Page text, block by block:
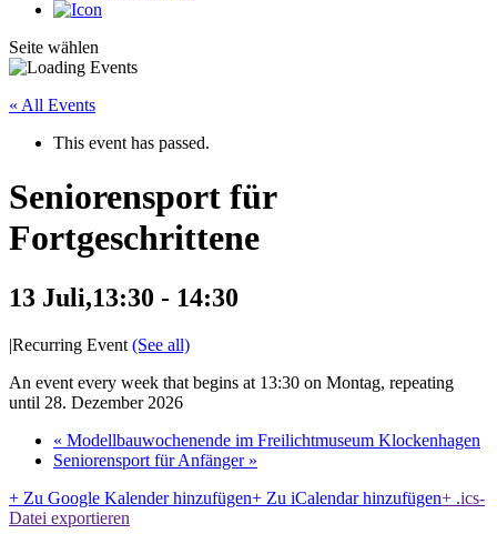
Seite wählen
« All Events
This event has passed.
Seniorensport für
Fortgeschrittene
13 Juli,13:30 - 14:30
|Recurring Event (See all)
An event every week that begins at 13:30 on Montag, repeating
until 28. Dezember 2026
« Modellbauwochenende im Freilichtmuseum Klockenhagen
Seniorensport für Anfänger »
+ Zu Google Kalender hinzufügen+ Zu iCalendar hinzufügen+ .ics-
Datei exportieren